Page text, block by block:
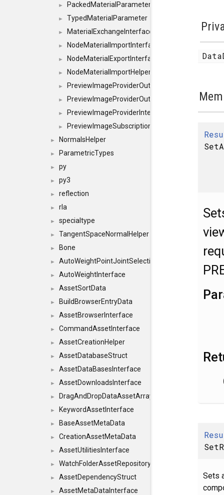
► PackedMaterialParameter
► TypedMaterialParameter
► MaterialExchangeInterface
► NodeMaterialImportInterface
► NodeMaterialExportInterface
► NodeMaterialImportHelperInterface
► PreviewImageProviderOutputImage
► PreviewImageProviderOutput
► PreviewImageProviderInterface
► PreviewImageSubscriptionInterface
► NormalsHelper
► ParametricTypes
► py
► py3
► reflection
► rla
► specialtype
► TangentSpaceNormalHelper
► Bone
► AutoWeightPointJointSelections
► AutoWeightInterface
► AssetSortData
► BuildBrowserEntryData
► AssetBrowserInterface
► CommandAssetInterface
► AssetCreationHelper
► AssetDatabaseStruct
► AssetDataBasesInterface
► AssetDownloadsInterface
► DragAndDropDataAssetArray
► KeywordAssetInterface
► BaseAssetMetaData
► CreationAssetMetaData
► AssetUtilitiesInterface
► WatchFolderAssetRepositoryInterface
► AssetDependencyStruct
► AssetMetaDataInterface
Sets